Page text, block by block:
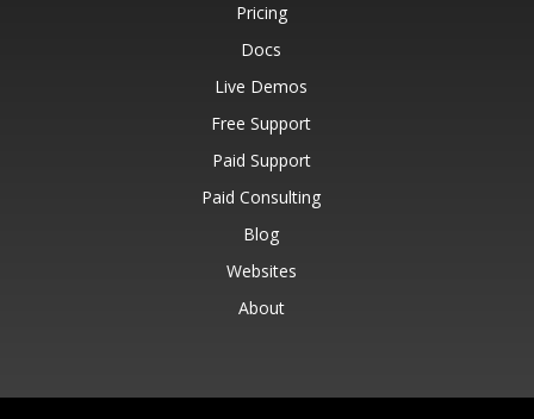
Pricing
Docs
Live Demos
Free Support
Paid Support
Paid Consulting
Blog
Websites
About